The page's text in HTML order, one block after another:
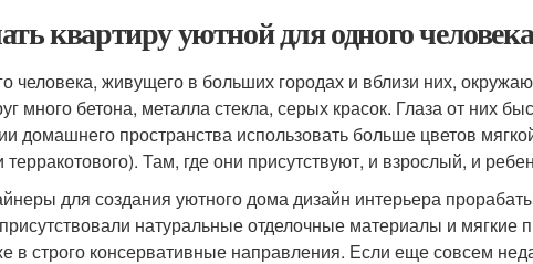
квартиру уютной для одного человека
человека, живущего в больших городах и вблизи них,
много бетона, металла стекла, серых красок. Глаза от них
домашнего пространства использовать больше цветов
Там, где они присутствуют, и взрослый, и
для создания уютного дома дизайн интерьера
натуральные отделочные материалы и мягкие
в строго консервативные направления. Если еще совсем